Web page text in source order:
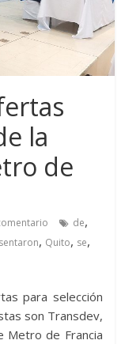
la
de
de,
, Quito, se,
para selección
son Transdev,
Metro de Francia